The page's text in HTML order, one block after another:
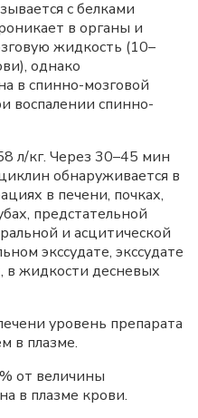
с белками
в органы и
жидкость (10–
однако
в спинно-мозговой
воспалении спинно-
л/кг. Через 30–45 мин
обнаруживается в
в печени, почках,
предстательной
и асцитической
экссудате, экссудате
в жидкости десневых
уровень препарата
в плазме.
от величины
в плазме крови.